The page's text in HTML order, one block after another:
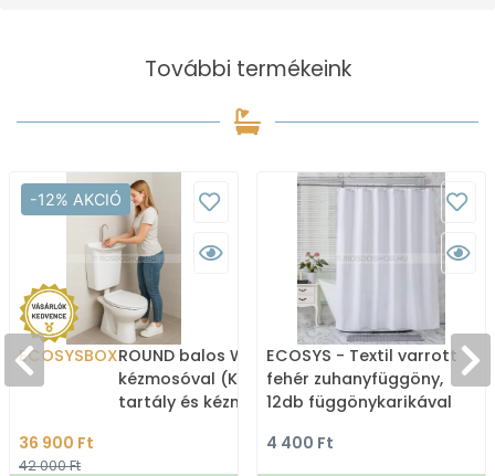
További termékeink
-12% AKCIÓ
ECOSYSBOXROUND balos WC tartály
kézmosóval (Kombi WC
tartály és kézmosó)
36 900 Ft
42 000 Ft
ECOSYS - Textil varrott
fehér zuhanyfüggöny,
12db függönykarikával
4 400 Ft